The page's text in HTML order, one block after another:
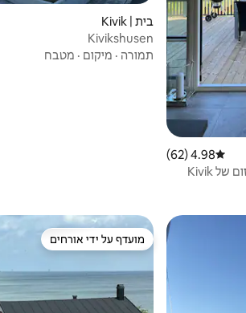
דירוג ממוצע של 4.98 מתוך 5, 62 ביקורות
4.98 (62)
בית | Kivik
Kivikshusen
תמורה · מיקום · מטבח
אורחים מועדף על ידי אורחים
מועדף על ידי אורחים